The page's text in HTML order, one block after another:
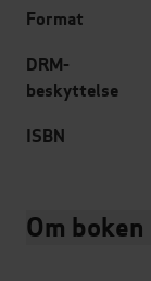
Format
DRM-
beskyttelse
ISBN
Om boken